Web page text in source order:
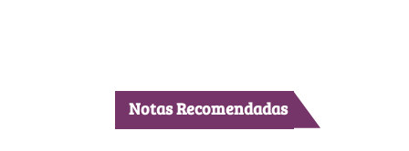
Notas Recomendadas